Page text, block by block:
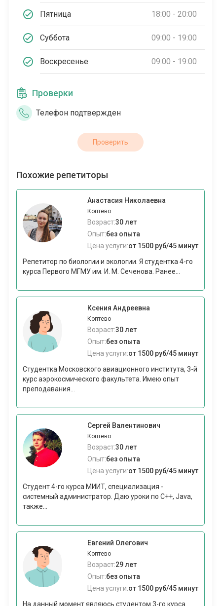
Пятница 18:00 - 20:00
Суббота 09:00 - 19:00
Воскресенье 09:00 - 19:00
Проверки
Телефон подтвержден
Проверить
Похожие репетиторы
Анастасия Николаевна
Коптево
Возраст:30 лет
Опыт:без опыта
Цена услуги:от 1500 руб/45 минут
Репетитор по биологии и экологии. Я студентка 4-го
курса Первого МГМУ им. И. М. Сеченова. Ранее...
Ксения Андреевна
Коптево
Возраст:30 лет
Опыт:без опыта
Цена услуги:от 1500 руб/45 минут
Студентка Московского авиационного института, 3-й
курс аэрокосмического факультета. Имею опыт
преподавания...
Сергей Валентинович
Коптево
Возраст:30 лет
Опыт:без опыта
Цена услуги:от 1500 руб/45 минут
Студент 4-го курса МИИТ, специализация -
системный администратор. Даю уроки по C++, Java,
также...
Евгений Олегович
Коптево
Возраст:29 лет
Опыт:без опыта
Цена услуги:от 1500 руб/45 минут
На данный момент являюсь студентом 3-го курса